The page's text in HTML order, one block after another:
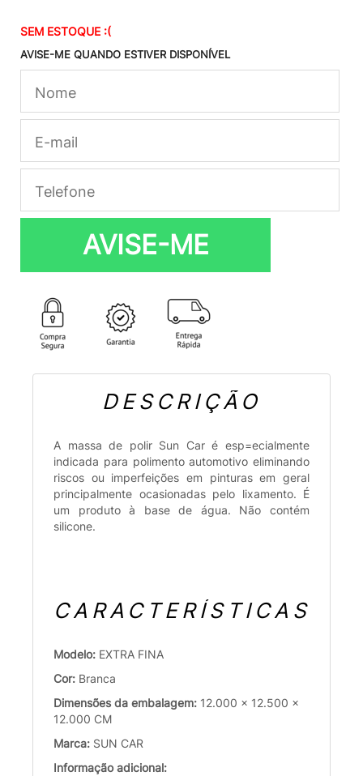
SEM ESTOQUE :(
AVISE-ME QUANDO ESTIVER DISPONÍVEL
AVISE-ME
DESCRIÇÃO
A massa de polir Sun Car é esp=ecialmente
indicada para polimento automotivo eliminando
riscos ou imperfeições em pinturas em geral
principalmente ocasionadas pelo lixamento. É
um produto à base de água. Não contém
silicone.
CARACTERÍSTICAS
Modelo: EXTRA FINA
Cor: Branca
Dimensões da embalagem: 12.000 x 12.500 x
12.000 CM
Marca: SUN CAR
Informação adicional: